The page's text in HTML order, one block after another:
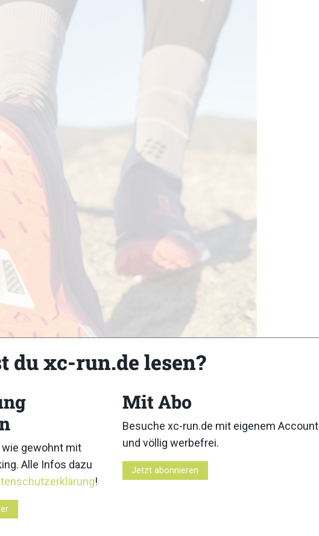
du xc-run.de lesen?
gewohnt mit
Alle Infos dazu
!
Mit Abo
Besuche xc-run.de mit eigenem Account
und völlig werbefrei.
Jetzt abonnieren